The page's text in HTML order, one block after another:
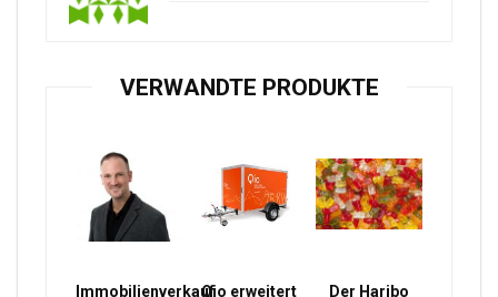
VERWANDTE PRODUKTE
ImmobilienverkaufQio erweitert Der Haribo